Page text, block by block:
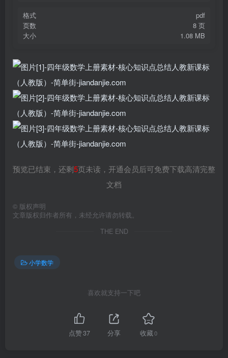
格式
pdf
页数
8 页
大小
1.08 MB
预览已结束，还剩5页未读，开通会员后可免费下载高清完整
文档
© 版权声明
文章版权归作者所有，未经允许请勿转载。
THE END
小学数学
喜欢就支持一下吧
点赞37 分享 收藏0